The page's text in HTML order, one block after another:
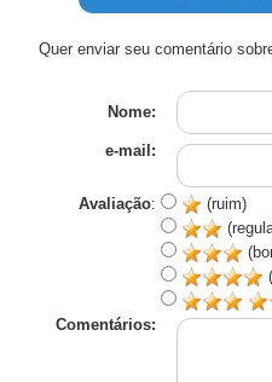
Quer enviar seu comentário
Nome:
e-mail:
Avaliação:
(ruim)
Comentários: